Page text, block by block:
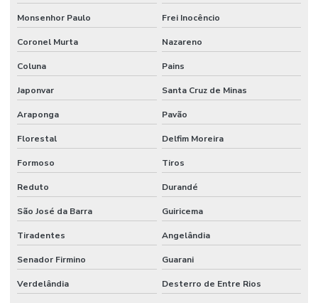
Monsenhor Paulo Frei Inocêncio
Coronel Murta Nazareno
Coluna Pains
Japonvar Santa Cruz de Minas
Araponga Pavão
Florestal Delfim Moreira
Formoso Tiros
Reduto Durandé
São José da Barra Guiricema
Tiradentes Angelândia
Senador Firmino Guarani
Verdelândia Desterro de Entre Rios